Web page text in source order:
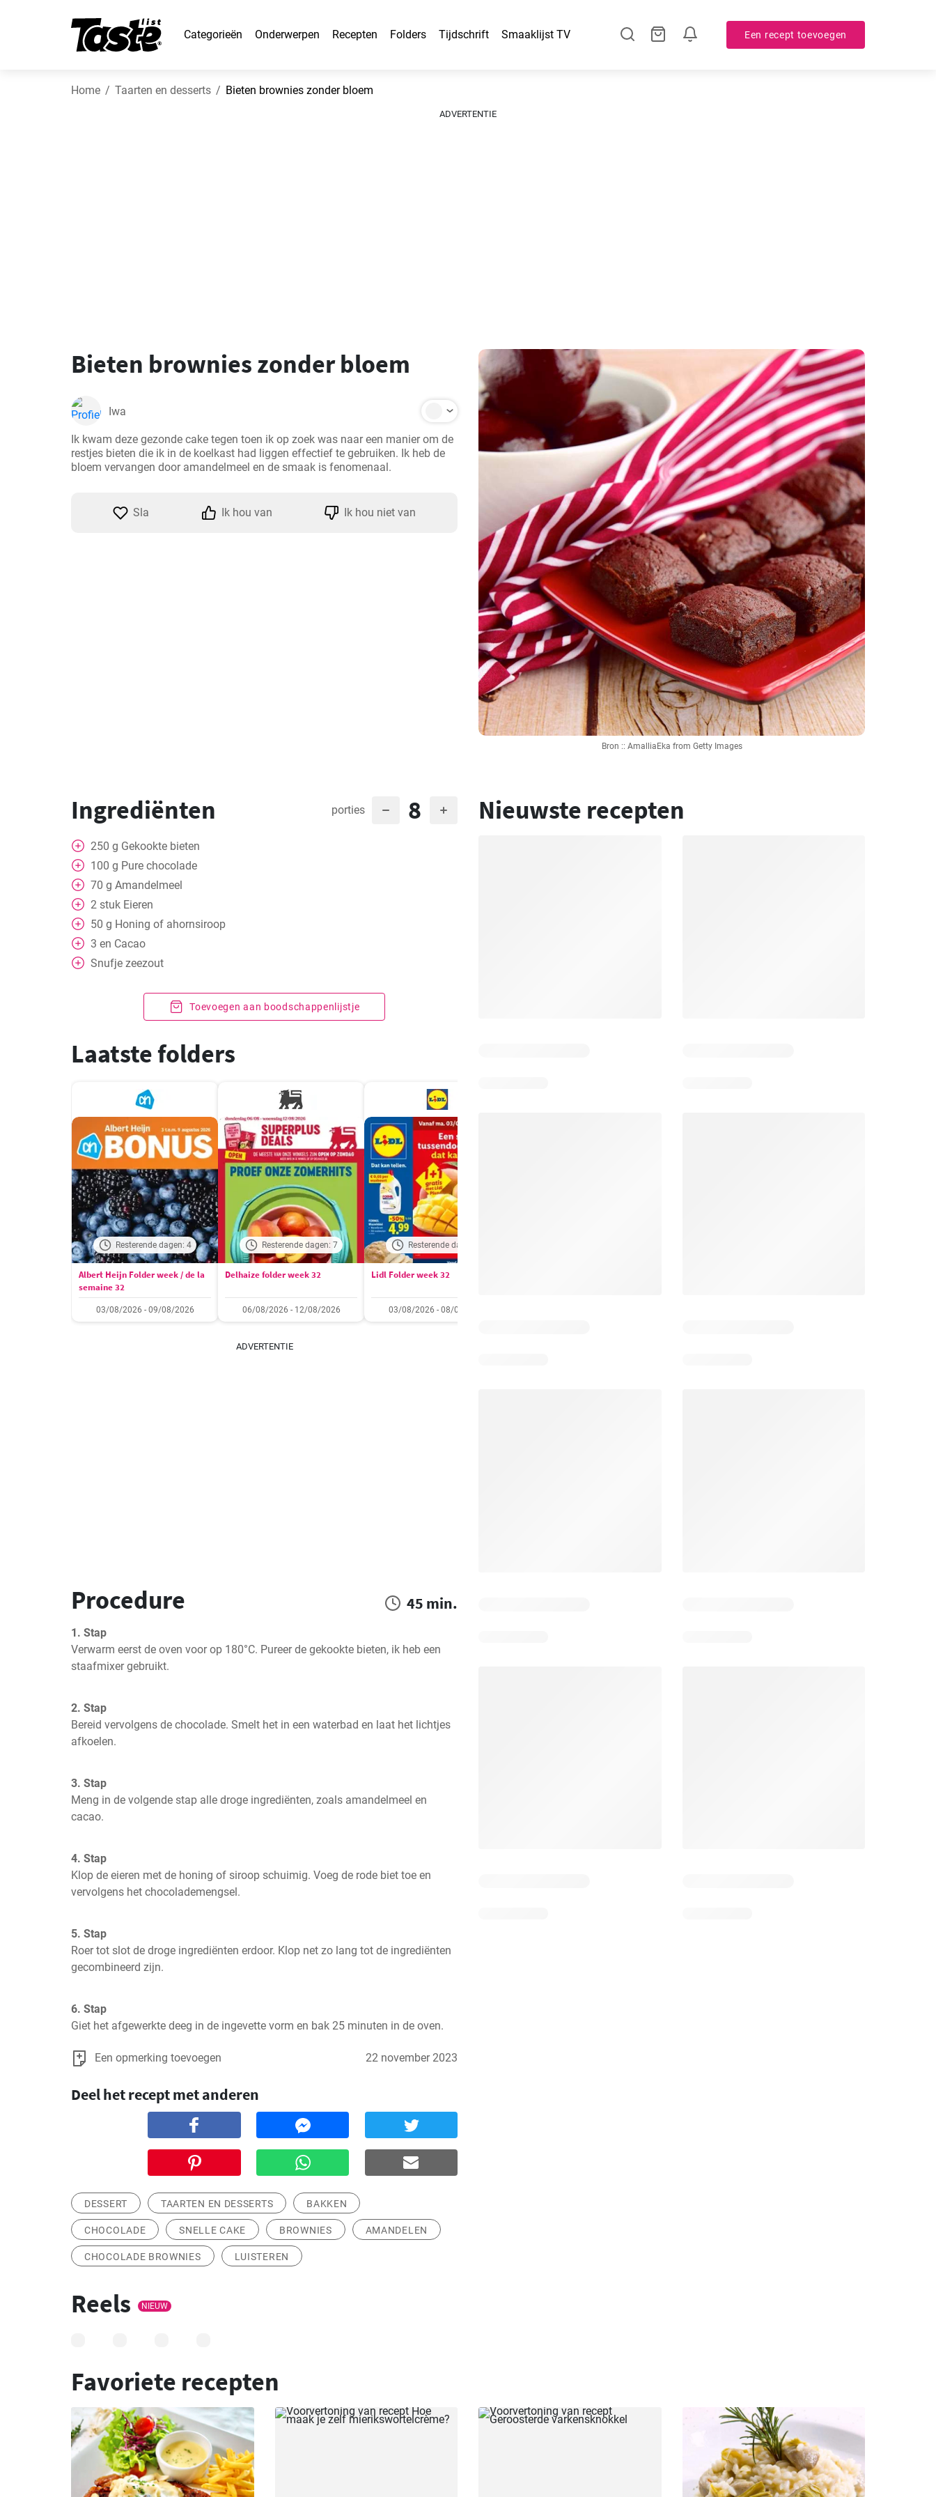
Categorieën Onderwerpen Recepten Folders Tijdschrift Smaaklijst TV Een recept toevoegen
Home Taarten en desserts Bieten brownies zonder bloem
ADVERTENTIE
Bron :: AmalliaEka from Getty Images
Bieten brownies zonder bloem
Iwa
Ik kwam deze gezonde cake tegen toen ik op zoek was naar een manier om de
restjes bieten die ik in de koelkast had liggen effectief te gebruiken. Ik heb de
bloem vervangen door amandelmeel en de smaak is fenomenaal.
Sla Ik hou van Ik hou niet van
Ingrediënten porties 8
250 g Gekookte bieten
100 g Pure chocolade
70 g Amandelmeel
2 stuk Eieren
50 g Honing of ahornsiroop
3 en Cacao
Snufje zeezout
Toevoegen aan boodschappenlijstje
Laatste folders
Resterende dagen: 4
Albert Heijn Folder week / de la
semaine 32
03/08/2026 - 09/08/2026
Resterende dagen: 7
Delhaize folder week 32
06/08/2026 - 12/08/2026
Resterende dagen: 3
Lidl Folder week 32
03/08/2026 - 08/08/2026
ADVERTENTIE
Procedure 45 min.
1. Stap
Verwarm eerst de oven voor op 180°C. Pureer de gekookte bieten, ik heb een
staafmixer gebruikt.
2. Stap
Bereid vervolgens de chocolade. Smelt het in een waterbad en laat het lichtjes
afkoelen.
3. Stap
Meng in de volgende stap alle droge ingrediënten, zoals amandelmeel en
cacao.
4. Stap
Klop de eieren met de honing of siroop schuimig. Voeg de rode biet toe en
vervolgens het chocolademengsel.
5. Stap
Roer tot slot de droge ingrediënten erdoor. Klop net zo lang tot de ingrediënten
gecombineerd zijn.
6. Stap
Giet het afgewerkte deeg in de ingevette vorm en bak 25 minuten in de oven.
Een opmerking toevoegen 22 november 2023
Deel het recept met anderen
DESSERT TAARTEN EN DESSERTS BAKKEN
CHOCOLADE SNELLE CAKE BROWNIES AMANDELEN
CHOCOLADE BROWNIES LUISTEREN
Nieuwste recepten
Reels NIEUW
Favoriete recepten